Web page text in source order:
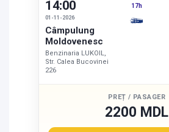
14:00
01-11-2026
Câmpulung
Moldovenesc
Benzinaria LUKOIL,
Str. Calea Bucovinei
226
17h
PREȚ / PASAGER
2200 MDL